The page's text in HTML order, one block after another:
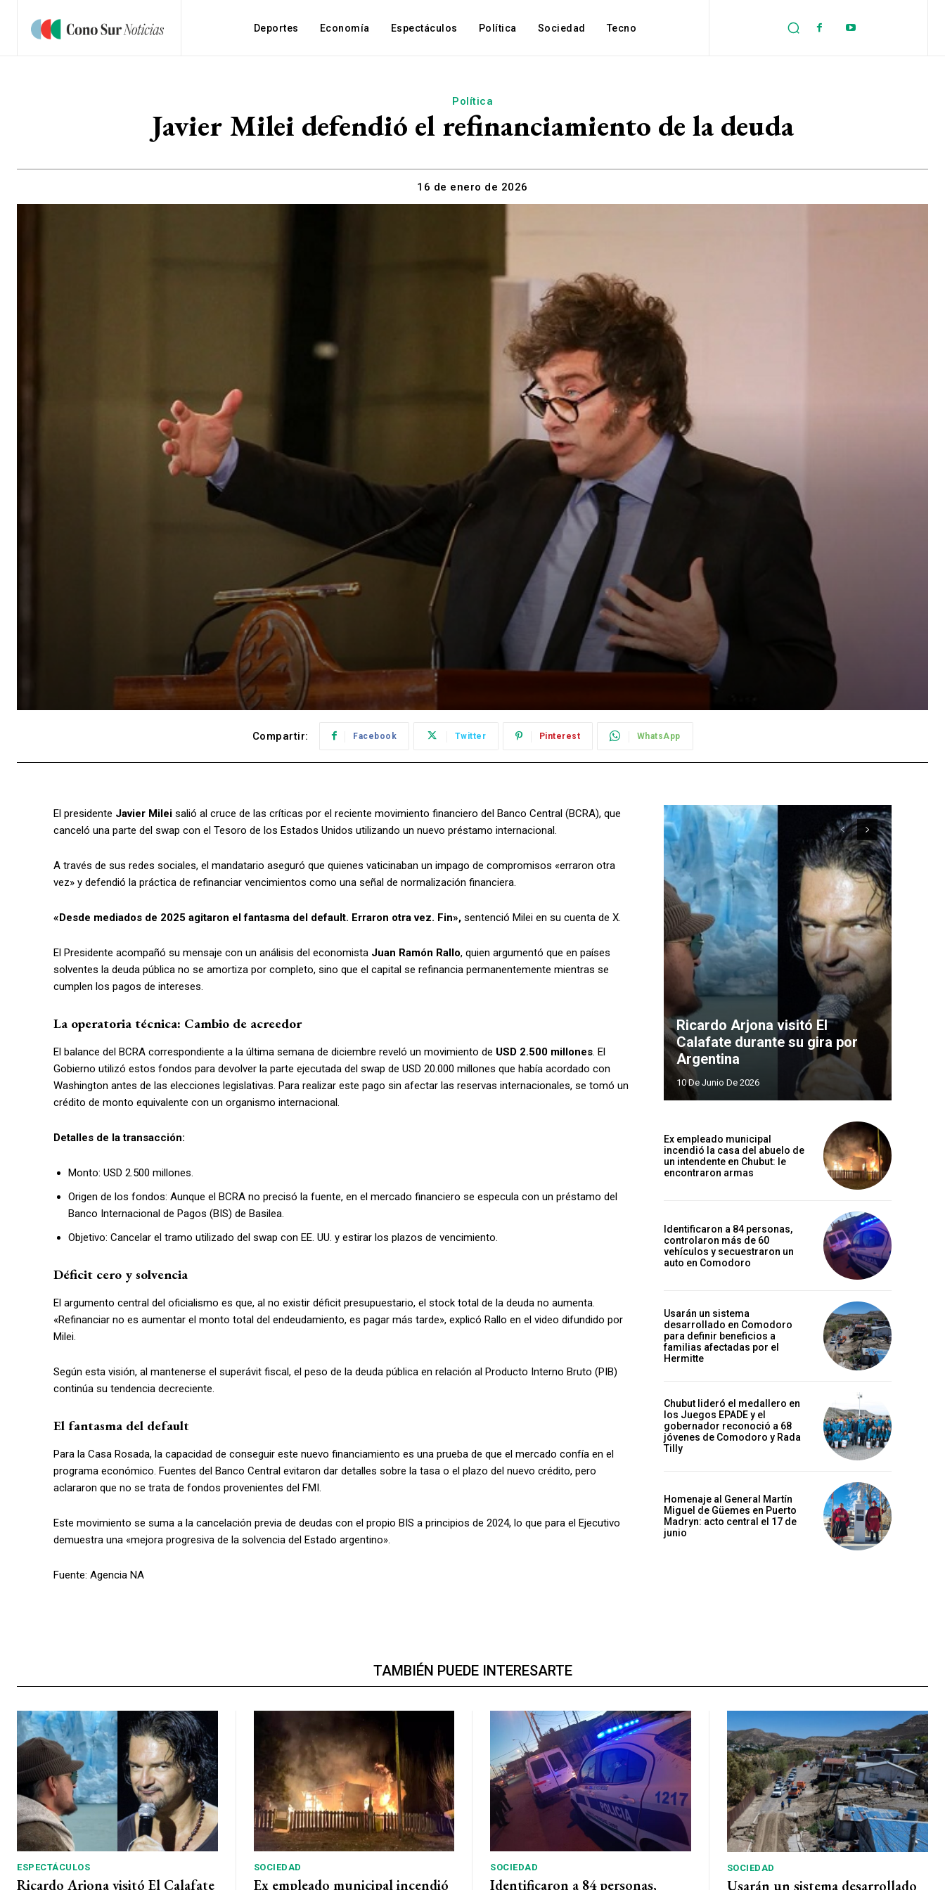
Deportes Economía Espectáculos Política Sociedad Tecno
Política
Javier Milei defendió el refinanciamiento de la deuda
16 de enero de 2026
Compartir: Facebook Twitter Pinterest WhatsApp
El presidente Javier Milei salió al cruce de las críticas por el reciente movimiento financiero del Banco Central (BCRA), que
canceló una parte del swap con el Tesoro de los Estados Unidos utilizando un nuevo préstamo internacional.
A través de sus redes sociales, el mandatario aseguró que quienes vaticinaban un impago de compromisos «erraron otra
vez» y defendió la práctica de refinanciar vencimientos como una señal de normalización financiera.
«Desde mediados de 2025 agitaron el fantasma del default. Erraron otra vez. Fin», sentenció Milei en su cuenta de X.
El Presidente acompañó su mensaje con un análisis del economista Juan Ramón Rallo, quien argumentó que en países
solventes la deuda pública no se amortiza por completo, sino que el capital se refinancia permanentemente mientras se
cumplen los pagos de intereses.
La operatoria técnica: Cambio de acreedor
El balance del BCRA correspondiente a la última semana de diciembre reveló un movimiento de USD 2.500 millones. El
Gobierno utilizó estos fondos para devolver la parte ejecutada del swap de USD 20.000 millones que había acordado con
Washington antes de las elecciones legislativas. Para realizar este pago sin afectar las reservas internacionales, se tomó un
crédito de monto equivalente con un organismo internacional.
Detalles de la transacción:
Monto: USD 2.500 millones.
Origen de los fondos: Aunque el BCRA no precisó la fuente, en el mercado financiero se especula con un préstamo del
Banco Internacional de Pagos (BIS) de Basilea.
Objetivo: Cancelar el tramo utilizado del swap con EE. UU. y estirar los plazos de vencimiento.
Déficit cero y solvencia
El argumento central del oficialismo es que, al no existir déficit presupuestario, el stock total de la deuda no aumenta.
«Refinanciar no es aumentar el monto total del endeudamiento, es pagar más tarde», explicó Rallo en el video difundido por
Milei.
Según esta visión, al mantenerse el superávit fiscal, el peso de la deuda pública en relación al Producto Interno Bruto (PIB)
continúa su tendencia decreciente.
El fantasma del default
Para la Casa Rosada, la capacidad de conseguir este nuevo financiamiento es una prueba de que el mercado confía en el
programa económico. Fuentes del Banco Central evitaron dar detalles sobre la tasa o el plazo del nuevo crédito, pero
aclararon que no se trata de fondos provenientes del FMI.
Este movimiento se suma a la cancelación previa de deudas con el propio BIS a principios de 2024, lo que para el Ejecutivo
demuestra una «mejora progresiva de la solvencia del Estado argentino».
Fuente: Agencia NA
Ricardo Arjona visitó El
Calafate durante su gira por
Argentina
10 De Junio De 2026
Ex empleado municipal
incendió la casa del abuelo de
un intendente en Chubut: le
encontraron armas
Identificaron a 84 personas,
controlaron más de 60
vehículos y secuestraron un
auto en Comodoro
Usarán un sistema
desarrollado en Comodoro
para definir beneficios a
familias afectadas por el
Hermitte
Chubut lideró el medallero en
los Juegos EPADE y el
gobernador reconoció a 68
jóvenes de Comodoro y Rada
Tilly
Homenaje al General Martín
Miguel de Güemes en Puerto
Madryn: acto central el 17 de
junio
TAMBIÉN PUEDE INTERESARTE
ESPECTÁCULOS
Ricardo Arjona visitó El Calafate
SOCIEDAD
Ex empleado municipal incendió
SOCIEDAD
Identificaron a 84 personas,
SOCIEDAD
Usarán un sistema desarrollado